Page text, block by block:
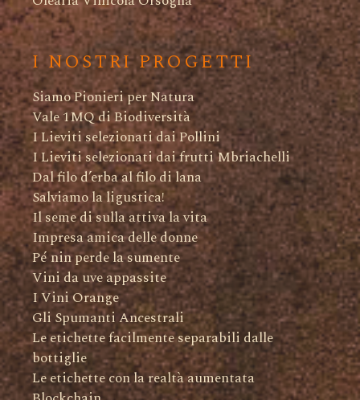
I NOSTRI PROGETTI
Siamo Pionieri per Natura
Vale 1MQ di Biodiversità
I Lieviti selezionati dai Pollini
I Lieviti selezionati dai frutti Mbriachelli
Dal filo d’erba al filo di lana
Salviamo la ligustica!
Il seme di sulla attiva la vita
Impresa amica delle donne
Pé nin perde la sumente
Vini da uve appassite
I Vini Orange
Gli Spumanti Ancestrali
Le etichette facilmente separabili dalle
bottiglie
Le etichette con la realtà aumentata